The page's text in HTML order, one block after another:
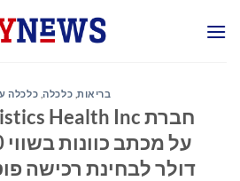
בריאות, כלכלה, כלכלה
דולר לבחינת רכישה